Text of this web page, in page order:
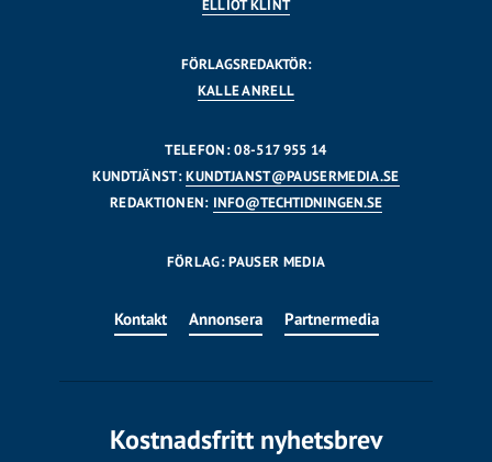
ELLIOT KLINT
FÖRLAGSREDAKTÖR:
KALLE ANRELL
TELEFON: 08-517 955 14
KUNDTJÄNST:KUNDTJANST@PAUSERMEDIA.SE
REDAKTIONEN: INFO@TECHTIDNINGEN.SE
FÖRLAG: PAUSER MEDIA
Kontakt Annonsera Partnermedia
Kostnadsfritt nyhetsbrev